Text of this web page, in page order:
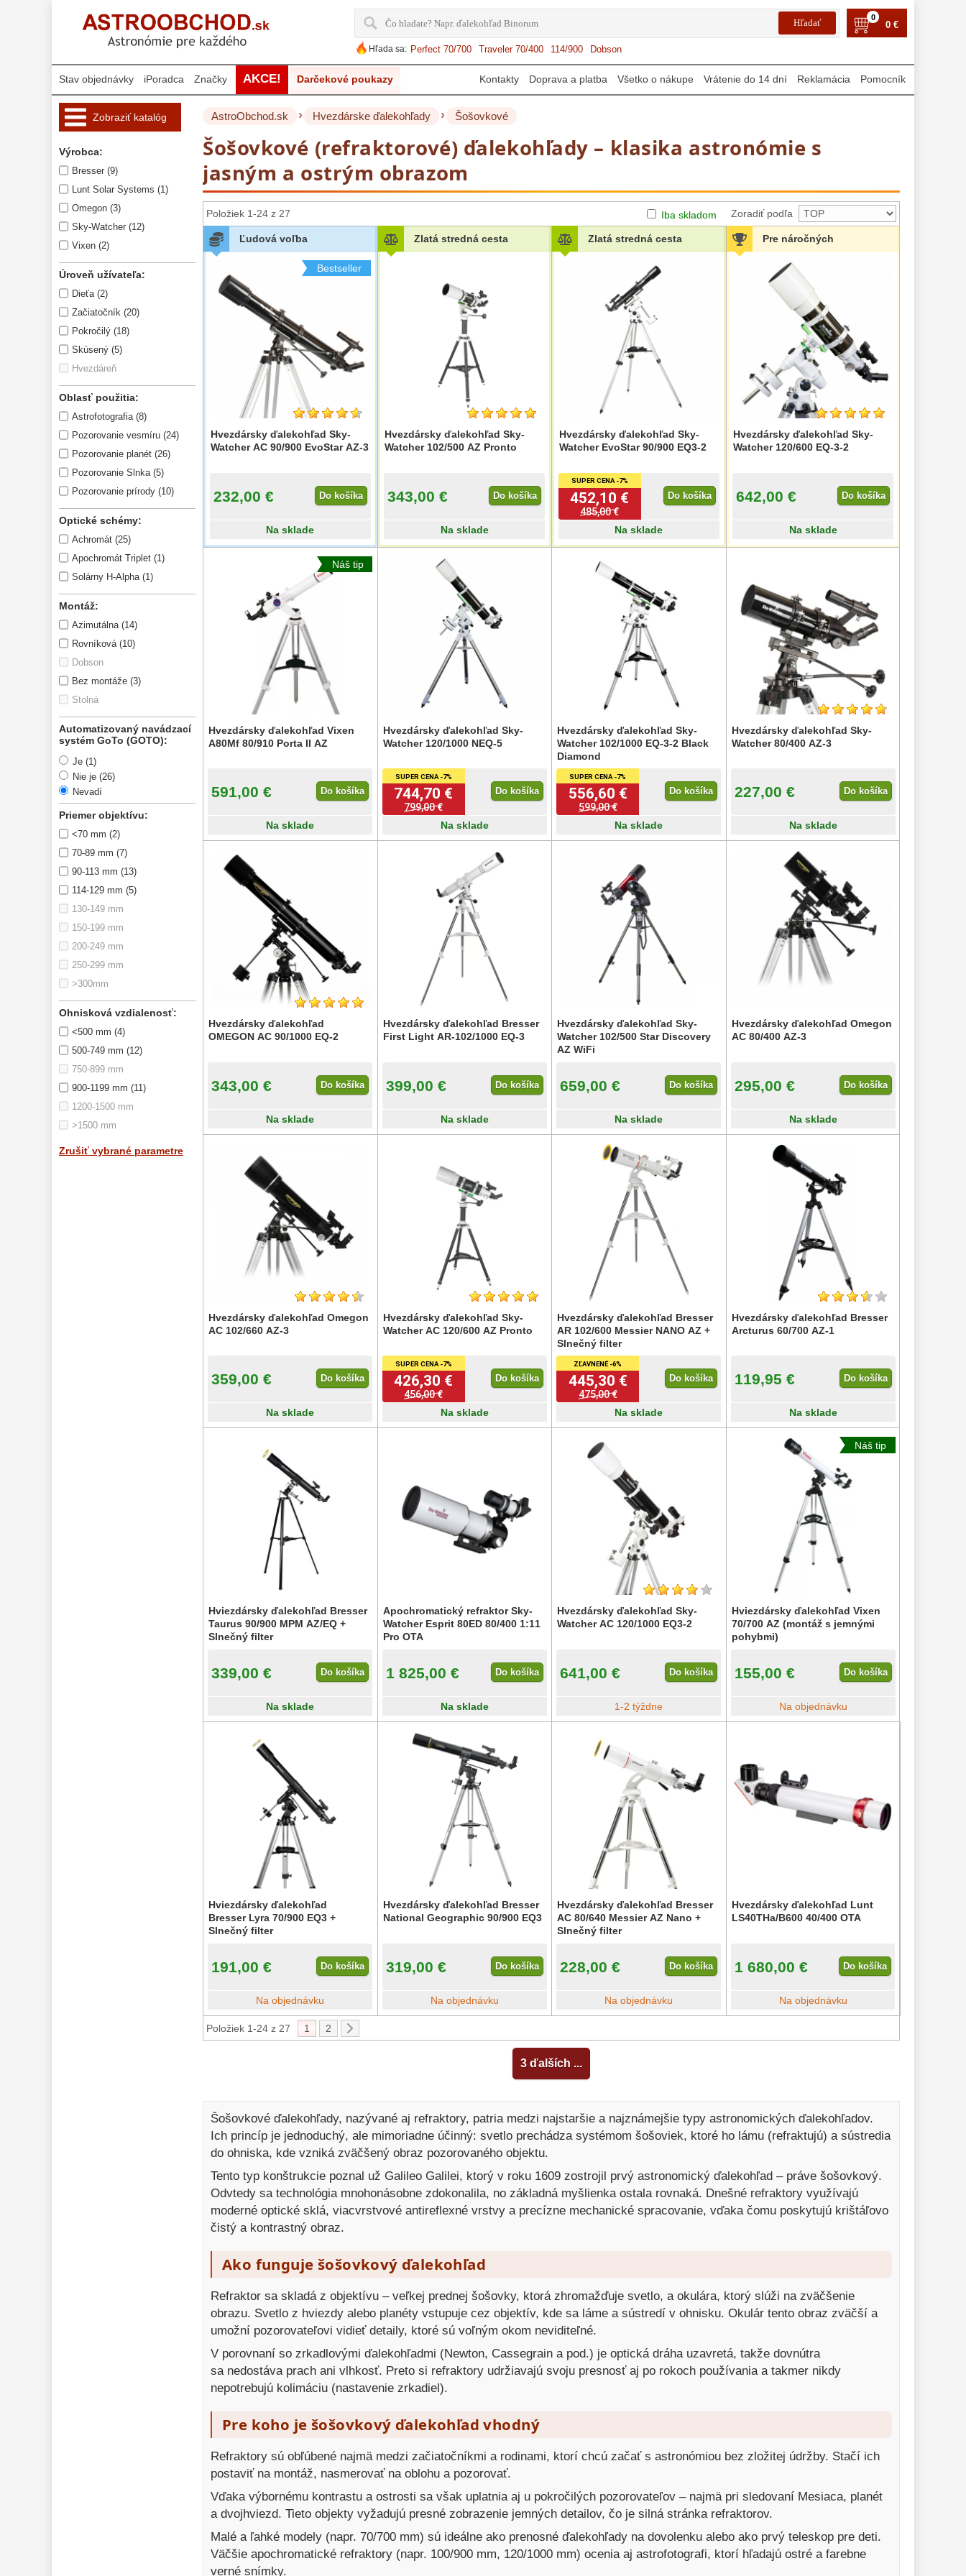
0
0 €
Hľada sa: Perfect 70/700 Traveler 70/400 114/900 Dobson
Stav objednávky iPoradca Značky AKCE! Darčekové poukazy Kontakty Doprava a platba Všetko o nákupe Vrátenie do 14 dní Reklamácia Pomocník
Zobraziť katalóg
ďalekohľady
Pre začiatočníkov
Šošovkové
Zrkadlové 45
Katadioptrické
ED/Apochromáty
OTA - iba optika
Do 160 € 42
Do 300 €
Do 500 €
Filtre
Astro
Montáže 93
Zrkadielka a
hranoly
61
Astrofotografia
Komponenty 78
Binokulárne
Diaľkomery a Nočné
videnie
17
Monokulárne
Mikroskopy
Meteostanice
Foto stativy 10
Literatúra
Darčekové
poukazy
28
Výrobca:
Bresser (9)
Lunt Solar Systems (1)
Omegon (3)
Sky-Watcher (12)
Vixen (2)
Úroveň užívateľa:
Dieťa (2)
Začiatočník (20)
Pokročilý (18)
Skúsený (5)
Hvezdáreň
Oblasť použitia:
Astrofotografia (8)
Pozorovanie vesmíru (24)
Pozorovanie planét (26)
Pozorovanie Slnka (5)
Pozorovanie prírody (10)
Optické schémy:
Achromát (25)
Apochromát Triplet (1)
Solárny H-Alpha (1)
Montáž:
Azimutálna (14)
Rovníková (10)
Dobson
Bez montáže (3)
Stolná
Automatizovaný navádzací
systém GoTo (GOTO):
Je (1)
Nie je (26)
Nevadí
Priemer objektívu:
<70 mm (2)
70-89 mm (7)
90-113 mm (13)
114-129 mm (5)
130-149 mm
150-199 mm
200-249 mm
250-299 mm
>300mm
Ohnisková vzdialenosť:
<500 mm (4)
500-749 mm (12)
750-899 mm
900-1199 mm (11)
1200-1500 mm
>1500 mm
Zrušiť vybrané parametre
AstroObchod.sk › Hvezdárske ďalekohľady › Šošovkové
Šošovkové (refraktorové) ďalekohľady – klasika astronómie s
jasným a ostrým obrazom
Položiek 1-24 z 27 Iba skladom Zoradiť podľa
Ľudová voľba
Bestseller
Hvezdársky ďalekohľad Sky-
Watcher AC 90/900 EvoStar AZ-3
232,00 € Do košíka
Na sklade
Zlatá stredná cesta
Hvezdársky ďalekohľad Sky-
Watcher 102/500 AZ Pronto
343,00 € Do košíka
Na sklade
Zlatá stredná cesta
Hvezdársky ďalekohľad Sky-
Watcher EvoStar 90/900 EQ3-2
SUPER CENA -7%
452,10 €
485,00 €
Do košíka
Na sklade
Pre náročných
Hvezdársky ďalekohľad Sky-
Watcher 120/600 EQ-3-2
642,00 € Do košíka
Na sklade
Náš tip
Hvezdársky ďalekohľad Vixen
A80Mf 80/910 Porta II AZ
591,00 € Do košíka
Na sklade
Hvezdársky ďalekohľad Sky-
Watcher 120/1000 NEQ-5
SUPER CENA -7%
744,70 €
799,00 €
Do košíka
Na sklade
Hvezdársky ďalekohľad Sky-
Watcher 102/1000 EQ-3-2 Black
Diamond
SUPER CENA -7%
556,60 €
599,00 €
Do košíka
Na sklade
Hvezdársky ďalekohľad Sky-
Watcher 80/400 AZ-3
227,00 € Do košíka
Na sklade
Hvezdársky ďalekohľad
OMEGON AC 90/1000 EQ-2
343,00 € Do košíka
Na sklade
Hvezdársky ďalekohľad Bresser
First Light AR-102/1000 EQ-3
399,00 € Do košíka
Na sklade
Hvezdársky ďalekohľad Sky-
Watcher 102/500 Star Discovery
AZ WiFi
659,00 € Do košíka
Na sklade
Hvezdársky ďalekohľad Omegon
AC 80/400 AZ-3
295,00 € Do košíka
Na sklade
Hvezdársky ďalekohľad Omegon
AC 102/660 AZ-3
359,00 € Do košíka
Na sklade
Hvezdársky ďalekohľad Sky-
Watcher AC 120/600 AZ Pronto
SUPER CENA -7%
426,30 €
456,00 €
Do košíka
Na sklade
Hvezdársky ďalekohľad Bresser
AR 102/600 Messier NANO AZ +
Slnečný filter
ZĽAVNENÉ -6%
445,30 €
475,00 €
Do košíka
Na sklade
Hvezdársky ďalekohľad Bresser
Arcturus 60/700 AZ-1
119,95 € Do košíka
Na sklade
Hviezdársky ďalekohľad Bresser
Taurus 90/900 MPM AZ/EQ +
Slnečný filter
339,00 € Do košíka
Na sklade
Apochromatický refraktor Sky-
Watcher Esprit 80ED 80/400 1:11
Pro OTA
1 825,00 € Do košíka
Na sklade
Hvezdársky ďalekohľad Sky-
Watcher AC 120/1000 EQ3-2
641,00 € Do košíka
1-2 týždne
Náš tip
Hviezdársky ďalekohľad Vixen
70/700 AZ (montáž s jemnými
pohybmi)
155,00 € Do košíka
Na objednávku
Hviezdársky ďalekohľad
Bresser Lyra 70/900 EQ3 +
Slnečný filter
191,00 € Do košíka
Na objednávku
Hvezdársky ďalekohľad Bresser
National Geographic 90/900 EQ3
319,00 € Do košíka
Na objednávku
Hvezdársky ďalekohľad Bresser
AC 80/640 Messier AZ Nano +
Slnečný filter
228,00 € Do košíka
Na objednávku
Hvezdársky ďalekohľad Lunt
LS40THa/B600 40/400 OTA
1 680,00 € Do košíka
Na objednávku
Položiek 1-24 z 27 1 2
3 ďalších ...
Šošovkové ďalekohľady, nazývané aj refraktory, patria medzi najstaršie a najznámejšie typy astronomických ďalekohľadov.
Ich princíp je jednoduchý, ale mimoriadne účinný: svetlo prechádza systémom šošoviek, ktoré ho lámu (refraktujú) a sústredia
do ohniska, kde vzniká zväčšený obraz pozorovaného objektu.
Tento typ konštrukcie poznal už Galileo Galilei, ktorý v roku 1609 zostrojil prvý astronomický ďalekohľad – práve šošovkový.
Odvtedy sa technológia mnohonásobne zdokonalila, no základná myšlienka ostala rovnaká. Dnešné refraktory využívajú
moderné optické sklá, viacvrstvové antireflexné vrstvy a precízne mechanické spracovanie, vďaka čomu poskytujú krištáľovo
čistý a kontrastný obraz.
Ako funguje šošovkový ďalekohľad
Refraktor sa skladá z objektívu – veľkej prednej šošovky, ktorá zhromažďuje svetlo, a okulára, ktorý slúži na zväčšenie
obrazu. Svetlo z hviezdy alebo planéty vstupuje cez objektív, kde sa láme a sústredí v ohnisku. Okulár tento obraz zväčší a
umožní pozorovateľovi vidieť detaily, ktoré sú voľným okom neviditeľné.
V porovnaní so zrkadlovými ďalekohľadmi (Newton, Cassegrain a pod.) je optická dráha uzavretá, takže dovnútra
sa nedostáva prach ani vlhkosť. Preto si refraktory udržiavajú svoju presnosť aj po rokoch používania a takmer nikdy
nepotrebujú kolimáciu (nastavenie zrkadiel).
Pre koho je šošovkový ďalekohľad vhodný
Refraktory sú obľúbené najmä medzi začiatočníkmi a rodinami, ktorí chcú začať s astronómiou bez zložitej údržby. Stačí ich
postaviť na montáž, nasmerovať na oblohu a pozorovať.
Vďaka výbornému kontrastu a ostrosti sa však uplatnia aj u pokročilých pozorovateľov – najmä pri sledovaní Mesiaca, planét
a dvojhviezd. Tieto objekty vyžadujú presné zobrazenie jemných detailov, čo je silná stránka refraktorov.
Malé a ľahké modely (napr. 70/700 mm) sú ideálne ako prenosné ďalekohľady na dovolenku alebo ako prvý teleskop pre deti.
Väčšie apochromatické refraktory (napr. 100/900 mm, 120/1000 mm) ocenia aj astrofotografi, ktorí hľadajú ostré a farebne
verné snímky.